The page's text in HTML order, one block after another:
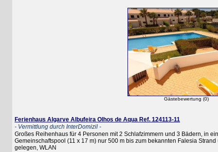
Gästebewertung (0)
Ferienhaus Algarve Albufeira Olhos de Aqua Ref. 124113-11
- Vermittlung durch InterDomizil -
Großes Reihenhaus für 4 Personen mit 2 Schlafzimmern und 3 Bädern, in einer
Gemeinschaftspool (11 x 17 m) nur 500 m bis zum bekannten Falesia Strand
gelegen, WLAN